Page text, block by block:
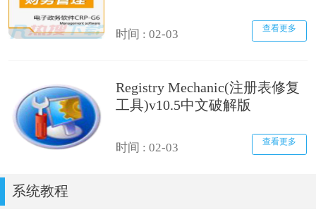
时间 : 02-03 查看更多
Registry Mechanic(注册表修复
工具)v10.5中文破解版
时间 : 02-03 查看更多
系统教程